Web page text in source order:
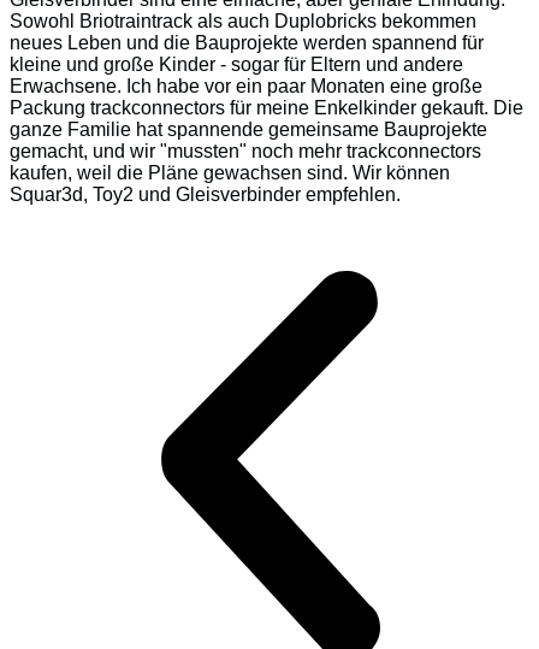
Sowohl Briotraintrack als auch Duplobricks bekommen
neues Leben und die Bauprojekte werden spannend für
kleine und große Kinder - sogar für Eltern und andere
Erwachsene. Ich habe vor ein paar Monaten eine große
Packung trackconnectors für meine Enkelkinder gekauft. Die
ganze Familie hat spannende gemeinsame Bauprojekte
gemacht, und wir "mussten" noch mehr trackconnectors
kaufen, weil die Pläne gewachsen sind. Wir können
Squar3d, Toy2 und Gleisverbinder empfehlen.